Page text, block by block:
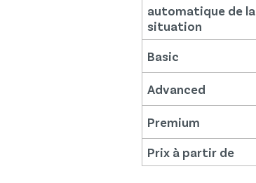
automatique de la
situation
Basic
Advanced
Premium
Prix à partir de